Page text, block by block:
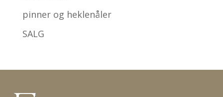
pinner og heklenåler
SALG